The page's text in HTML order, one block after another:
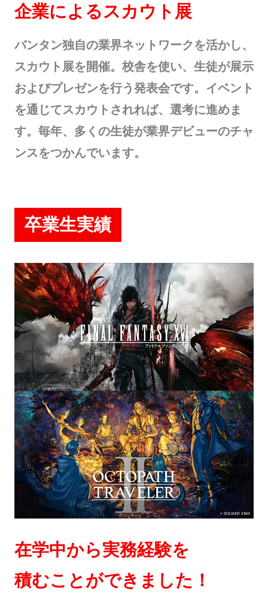
企業によるスカウト展
バンタン独自の業界ネットワークを活かし、
スカウト展を開催。校舎を使い、生徒が展示
およびプレゼンを行う発表会です。イベント
を通じてスカウトされれば、選考に進めま
す。毎年、多くの生徒が業界デビューのチャ
ンスをつかんでいます。
卒業生実績
在学中から実務経験を
積むことができました！